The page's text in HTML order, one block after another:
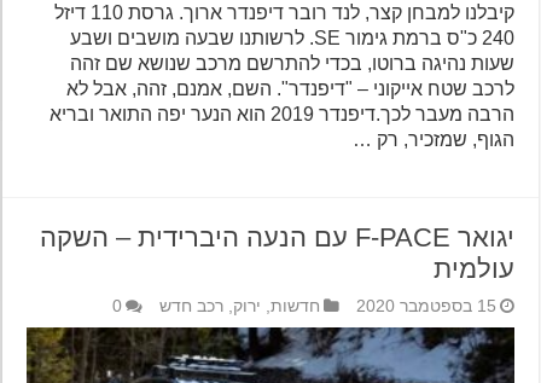
קיבלנו למבחן קצר, לנד רובר דיפנדר ארוך. גרסת 110 דיזל
240 כ"ס ברמת גימור SE. לרשותנו שבעה מושבים ושבע
שעות נהיגה ברוטו, בכדי להתרשם מרכב שנושא שם זהה
לרכב שטח אייקוני – "דיפנדר". השם, אמנם, זהה, אבל לא
הרבה מעבר לכך.דיפנדר 2019 הוא הנער יפה התואר ובריא
הגוף, שמזכיר, רק …
יגואר F-PACE עם הנעה היברידית – השקה
עולמית
15 בספטמבר 2020 חדשות,ירוק,רכב חדש 0